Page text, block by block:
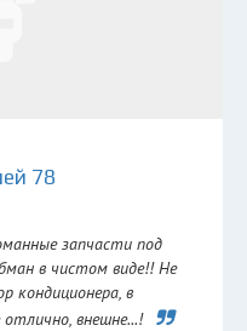
78
запчасти под
в чистом виде!! Не
кондиционера, в
внешне...!